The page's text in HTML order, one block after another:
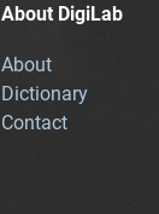
About DigiLab
About
Dictionary
Contact